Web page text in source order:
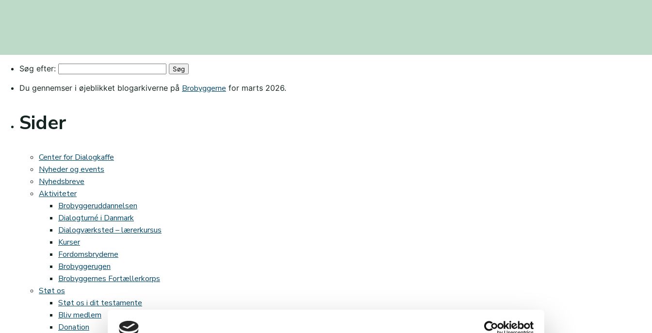
Søg efter:
Du gennemser i øjeblikket blogarkiverne på Brobyggerne for marts 2026.
Sider
Center for Dialogkaffe
Nyheder og events
Nyhedsbreve
Aktiviteter
Brobyggeruddannelsen
Dialogturné i Danmark
Dialogværksted – lærerkursus
Kurser
Fordomsbryderne
Brobyggerugen
Brobyggernes Fortællerkorps
Støt os
Støt os i dit testamente
Bliv medlem
Donation